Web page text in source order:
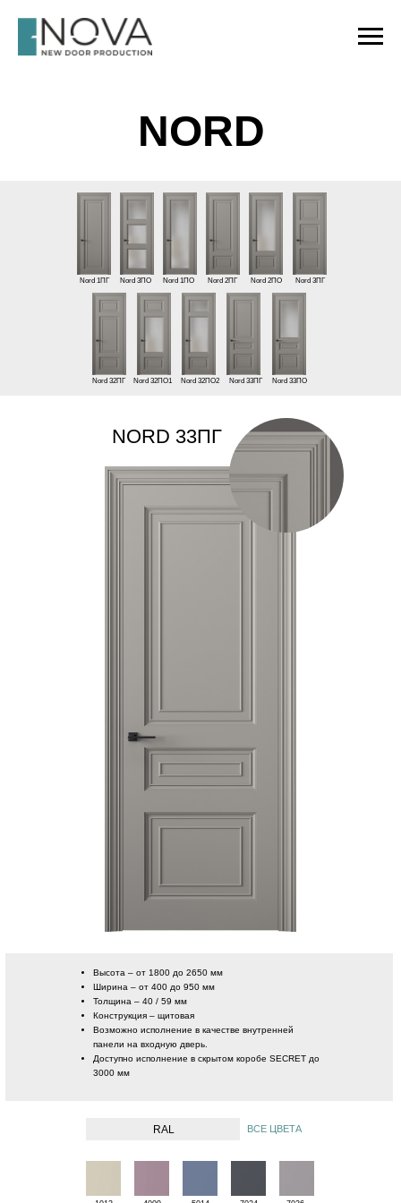
NORD
Nord 32ПГ Nord 32ПО1 Nord 32ПО2 Nord 33ПО
Nord 33ПГ
Nord 3ПО
Nord 1ПГ Nord 1ПО Nord 2ПГ Nord 2ПО Nord 3ПГ
NORD 33ПГ
RAL ВСЕ ЦВЕТА
Высота – от 1800 до 2650 мм
Ширина – от 400 до 950 мм
Толщина – 40 / 59 мм
Конструкция – щитовая
Возможно исполнение в качестве внутренней
панели на входную дверь.
Доступно исполнение в скрытом коробе SECRET до
3000 мм